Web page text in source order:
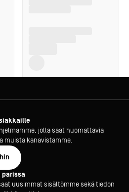
jolla saat huomattavia
muista kanavistamme.
uusimmat sisältömme sekä tiedon